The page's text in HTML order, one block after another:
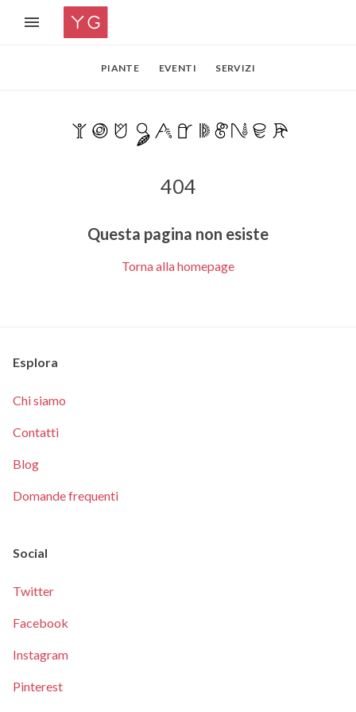
PIANTE EVENTI SERVIZI
404
Questa pagina non esiste
Torna alla homepage
Esplora
Chi siamo
Contatti
Blog
Domande frequenti
Social
Twitter
Facebook
Instagram
Pinterest